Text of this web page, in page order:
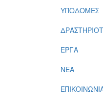
ΥΠΟΔΟΜΕΣ
ΕΡΓΑ
ΝΕΑ